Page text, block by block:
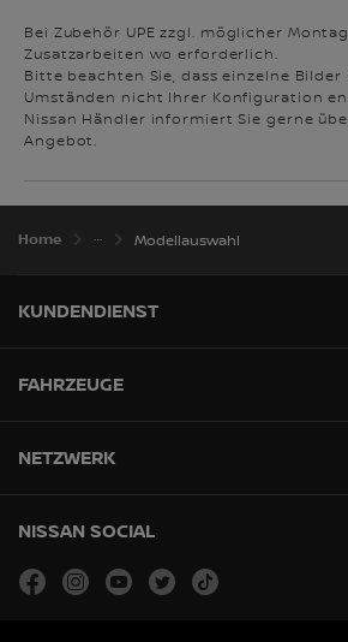
Bei Zubehör UPE zzgl. möglicher
Zusatzarbeiten wo erforderlich.
Bitte beachten Sie, dass einzelne
Umständen nicht Ihrer Konfiguration
Nissan Händler informiert Sie gerne
Angebot.
Home Modellauswahl
KUNDENDIENST
FAHRZEUGE
NETZWERK
NISSAN SOCIAL
facebook instagramyoutube twitter